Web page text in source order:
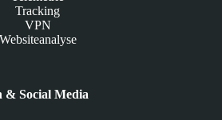
Tracking
VPN
Websiteanalyse
& Social Media